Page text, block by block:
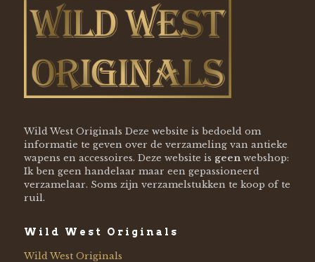
Wild West Originals Deze website is bedoeld om
informatie te geven over de verzameling van antieke
wapens en accessoires. Deze website is geenwebshop:
Ik ben geen handelaar maar een gepassioneerd
verzamelaar. Soms zijn verzamelstukken te koop of te
ruil.
Wild West Originals
Wild West Originals